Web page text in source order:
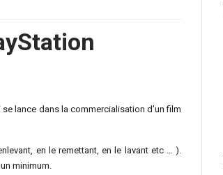
lance dans la commercialisation d’un film
en le remettant, en le lavant etc … ).
minimum.